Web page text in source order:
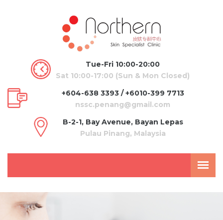
Tue-Fri 10:00-20:00
Sat 10:00-17:00 (Sun & Mon Closed)
+604-638 3393 / +6010-399 7713
nssc.penang@gmail.com
B-2-1, Bay Avenue, Bayan Lepas
Pulau Pinang, Malaysia